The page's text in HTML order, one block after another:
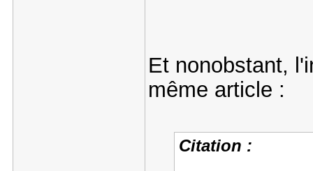
Et nonobstant,
même article :
Citation :